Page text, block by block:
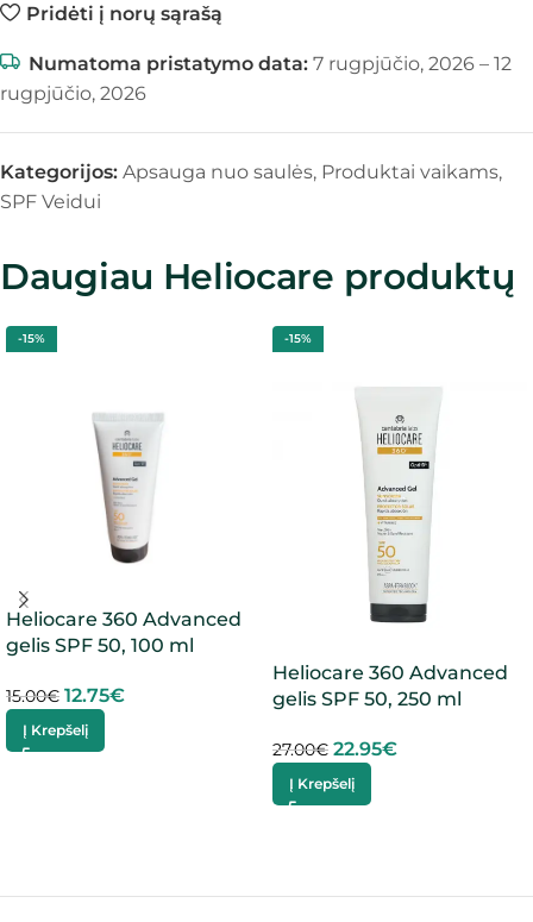
Pridėti į norų sąrašą
Numatoma pristatymo data: 7 rugpjūčio, 2026 – 12
rugpjūčio, 2026
Kategorijos: Apsauga nuo saulės, Produktai vaikams,
SPF Veidui
Daugiau Heliocare produktų
-15%
Heliocare 360 Advanced
gelis SPF 50, 100 ml
15.00€ 12.75€
Į Krepšelį
-15%
Heliocare 360 Advanced
gelis SPF 50, 250 ml
27.00€ 22.95€
Į Krepšelį